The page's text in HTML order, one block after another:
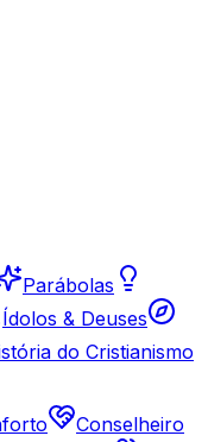
Parábolas
Ídolos & Deuses
do Cristianismo
Conselheiro